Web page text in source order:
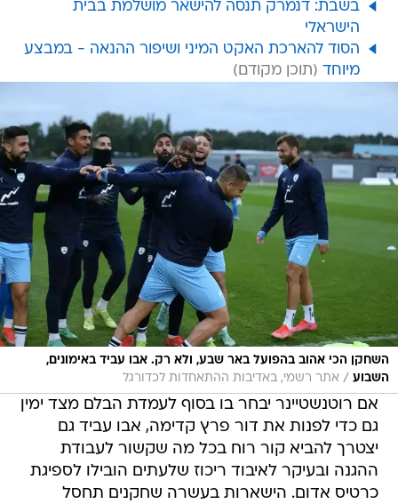
בשבת: דנמרק תנסה להישאר מושלמת בבית
הישראלי
הסוד להארכת האקט המיני ושיפור ההנאה - במבצע
מיוחד
השחקן הכי אהוב בהפועל באר שבע, ולא רק. אבו עביד באימונים,
השבוע / אתר רשמי, באדיבות ההתאחדות לכדורגל
אם רוטנשטיינר יבחר בו בסוף לעמדת הבלם מצד ימין
גם כדי לפנות את דור פרץ קדימה, אבו עביד גם
יצטרך להביא קור רוח בכל מה שקשור לעבודת
ההגנה ובעיקר לאיבוד ריכוז שלעתים הובילו לספיגת
כרטיס אדום. הישארות בעשרה שחקנים תחסל